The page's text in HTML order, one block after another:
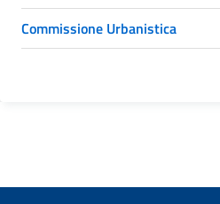
Commissione Urbanistica